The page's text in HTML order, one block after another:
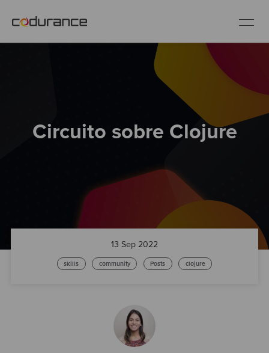
Servicios
Sobre nosotros
Circuito sobre Clojure
13 Sep 2022
skills community Posts clojure